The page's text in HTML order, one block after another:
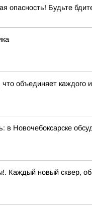
опасность! Будьте
объединяет каждого
в Новочебоксарске
Каждый новый сквер,